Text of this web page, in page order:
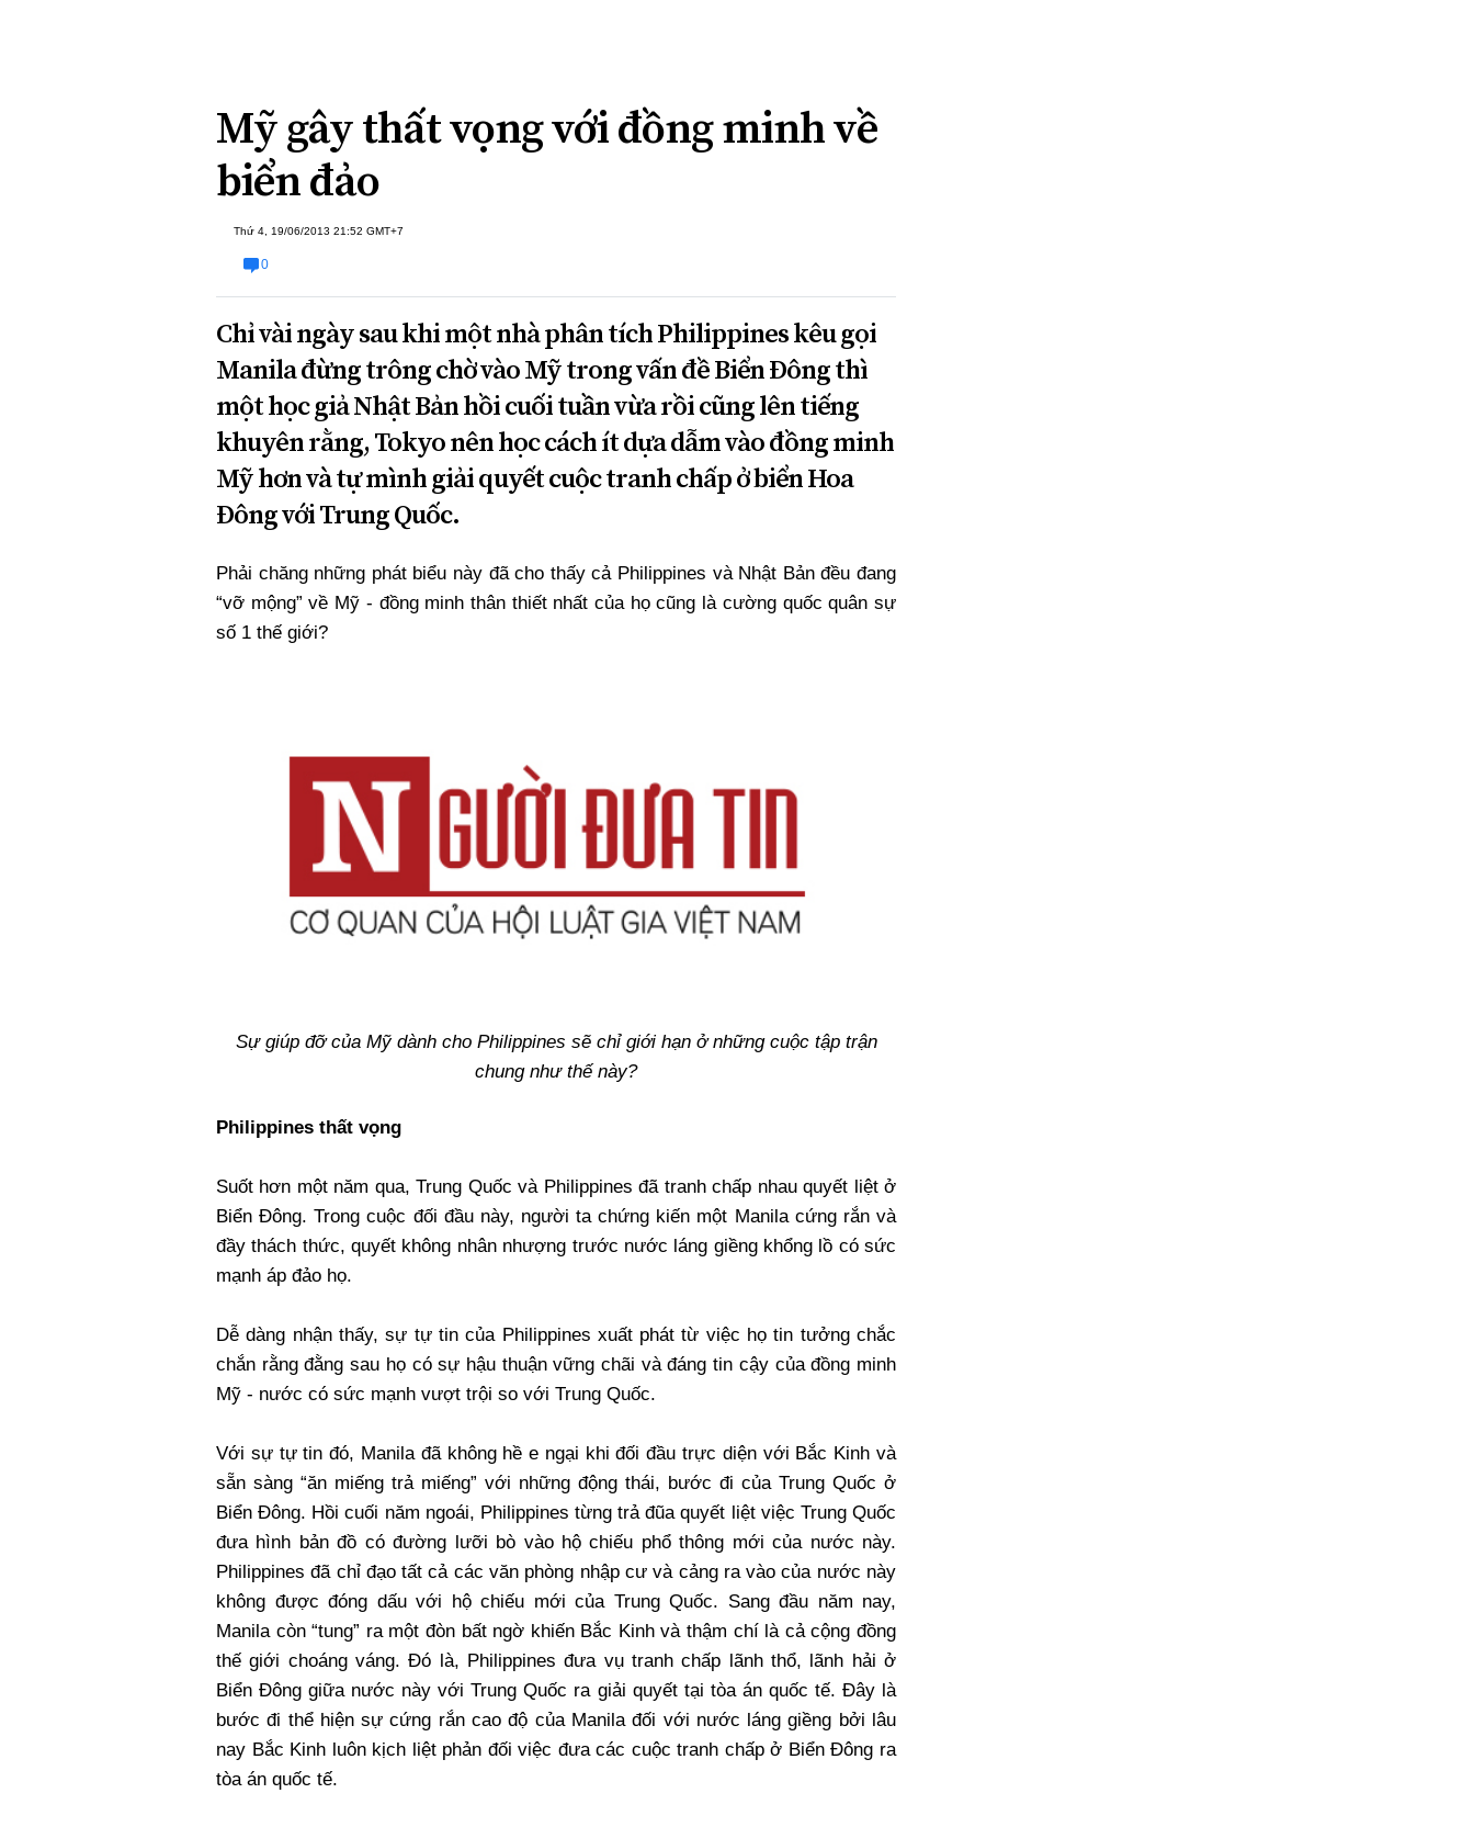
Mỹ gây thất vọng với đồng minh về
biển đảo
Thứ 4, 19/06/2013 21:52 GMT+7
0
Chỉ vài ngày sau khi một nhà phân tích Philippines kêu gọi
Manila đừng trông chờ vào Mỹ trong vấn đề Biển Đông thì
một học giả Nhật Bản hồi cuối tuần vừa rồi cũng lên tiếng
khuyên rằng, Tokyo nên học cách ít dựa dẫm vào đồng minh
Mỹ hơn và tự mình giải quyết cuộc tranh chấp ở biển Hoa
Đông với Trung Quốc.
Phải chăng những phát biểu này đã cho thấy cả Philippines và Nhật Bản đều đang
“vỡ mộng” về Mỹ - đồng minh thân thiết nhất của họ cũng là cường quốc quân sự
số 1 thế giới?
Sự giúp đỡ của Mỹ dành cho Philippines sẽ chỉ giới hạn ở những cuộc tập trận
chung như thế này?
Philippines thất vọng
Suốt hơn một năm qua, Trung Quốc và Philippines đã tranh chấp nhau quyết liệt ở
Biển Đông. Trong cuộc đối đầu này, người ta chứng kiến một Manila cứng rắn và
đầy thách thức, quyết không nhân nhượng trước nước láng giềng khổng lồ có sức
mạnh áp đảo họ.
Dễ dàng nhận thấy, sự tự tin của Philippines xuất phát từ việc họ tin tưởng chắc
chắn rằng đằng sau họ có sự hậu thuận vững chãi và đáng tin cậy của đồng minh
Mỹ - nước có sức mạnh vượt trội so với Trung Quốc.
Với sự tự tin đó, Manila đã không hề e ngại khi đối đầu trực diện với Bắc Kinh và
sẵn sàng “ăn miếng trả miếng” với những động thái, bước đi của Trung Quốc ở
Biển Đông. Hồi cuối năm ngoái, Philippines từng trả đũa quyết liệt việc Trung Quốc
đưa hình bản đồ có đường lưỡi bò vào hộ chiếu phổ thông mới của nước này.
Philippines đã chỉ đạo tất cả các văn phòng nhập cư và cảng ra vào của nước này
không được đóng dấu với hộ chiếu mới của Trung Quốc. Sang đầu năm nay,
Manila còn “tung” ra một đòn bất ngờ khiến Bắc Kinh và thậm chí là cả cộng đồng
thế giới choáng váng. Đó là, Philippines đưa vụ tranh chấp lãnh thổ, lãnh hải ở
Biển Đông giữa nước này với Trung Quốc ra giải quyết tại tòa án quốc tế. Đây là
bước đi thể hiện sự cứng rắn cao độ của Manila đối với nước láng giềng bởi lâu
nay Bắc Kinh luôn kịch liệt phản đối việc đưa các cuộc tranh chấp ở Biển Đông ra
tòa án quốc tế.